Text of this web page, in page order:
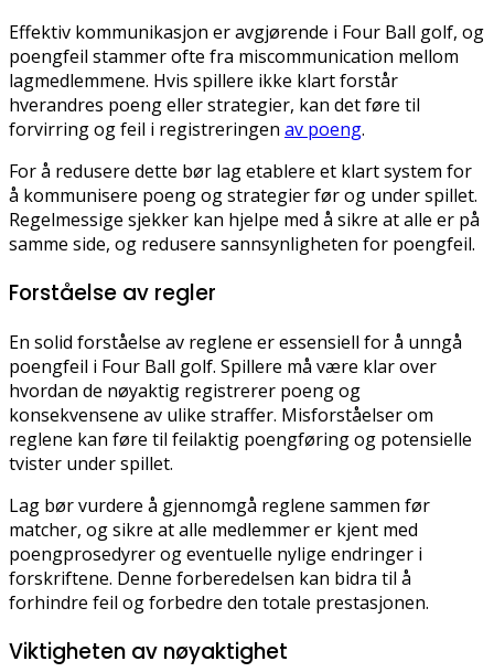
Effektiv kommunikasjon er avgjørende i Four Ball golf, og
poengfeil stammer ofte fra miscommunication mellom
lagmedlemmene. Hvis spillere ikke klart forstår
hverandres poeng eller strategier, kan det føre til
forvirring og feil i registreringen av poeng.
For å redusere dette bør lag etablere et klart system for
å kommunisere poeng og strategier før og under spillet.
Regelmessige sjekker kan hjelpe med å sikre at alle er på
samme side, og redusere sannsynligheten for poengfeil.
Forståelse av regler
En solid forståelse av reglene er essensiell for å unngå
poengfeil i Four Ball golf. Spillere må være klar over
hvordan de nøyaktig registrerer poeng og
konsekvensene av ulike straffer. Misforståelser om
reglene kan føre til feilaktig poengføring og potensielle
tvister under spillet.
Lag bør vurdere å gjennomgå reglene sammen før
matcher, og sikre at alle medlemmer er kjent med
poengprosedyrer og eventuelle nylige endringer i
forskriftene. Denne forberedelsen kan bidra til å
forhindre feil og forbedre den totale prestasjonen.
Viktigheten av nøyaktighet